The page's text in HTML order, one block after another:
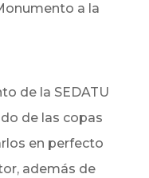
a la
de la SEDATU
de las copas
en perfecto
además de